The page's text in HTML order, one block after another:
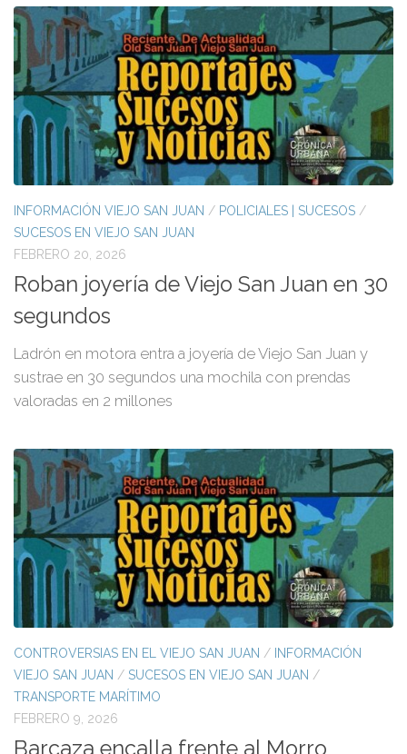
INFORMACIÓN VIEJO SAN JUAN / POLICIALES | SUCESOS /
SUCESOS EN VIEJO SAN JUAN
FEBRERO 20, 2026
Roban joyería de Viejo San Juan en 30
segundos
Ladrón en motora entra a joyería de Viejo San Juan y
sustrae en 30 segundos una mochila con prendas
valoradas en 2 millones
CONTROVERSIAS EN EL VIEJO SAN JUAN / INFORMACIÓN
VIEJO SAN JUAN / SUCESOS EN VIEJO SAN JUAN /
TRANSPORTE MARÍTIMO
FEBRERO 9, 2026